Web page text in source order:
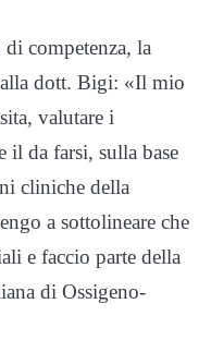
competenza, la
dott. Bigi: «Il mio
valutare i
il da farsi, sulla base
cliniche della
a sottolineare che
e faccio parte della
di Ossigeno-